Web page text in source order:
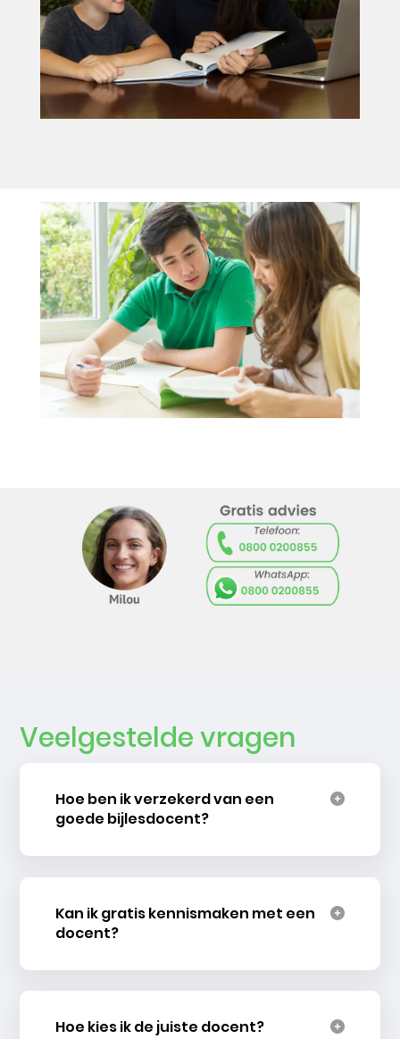
Veelgestelde vragen
Hoe ben ik verzekerd van een
goede bijlesdocent?
Kan ik gratis kennismaken met een
docent?
Hoe kies ik de juiste docent?